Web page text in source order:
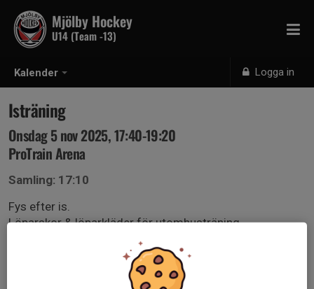
Kalender Logga in
Mjölby Hockey
U14 (Team -13)
Isträning
Onsdag 5 nov 2025, 17:40-19:20
ProTrain Arena
Samling: 17:10
Fys efter is.
Löparskor & löparkläder för utomhusträning.